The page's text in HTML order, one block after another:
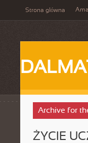
Strona główna
Archive for
ŻYCIE